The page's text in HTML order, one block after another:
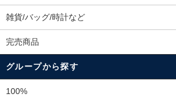
雑貨/バッグ/時計など
完売商品
グループから探す
100%